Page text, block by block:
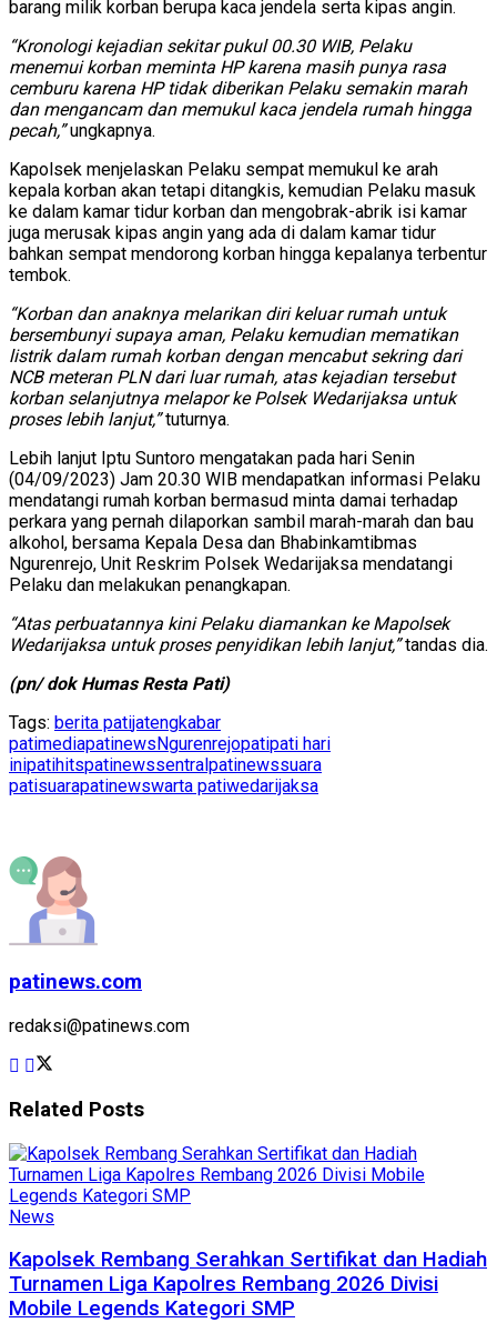
barang milik korban berupa kaca jendela serta kipas angin.
“Kronologi kejadian sekitar pukul 00.30 WIB, Pelaku
menemui korban meminta HP karena masih punya rasa
cemburu karena HP tidak diberikan Pelaku semakin marah
dan mengancam dan memukul kaca jendela rumah hingga
pecah,”ungkapnya.
Kapolsek menjelaskan Pelaku sempat memukul ke arah
kepala korban akan tetapi ditangkis, kemudian Pelaku masuk
ke dalam kamar tidur korban dan mengobrak-abrik isi kamar
juga merusak kipas angin yang ada di dalam kamar tidur
bahkan sempat mendorong korban hingga kepalanya terbentur
tembok.
“Korban dan anaknya melarikan diri keluar rumah untuk
bersembunyi supaya aman, Pelaku kemudian mematikan
listrik dalam rumah korban dengan mencabut sekring dari
NCB meteran PLN dari luar rumah, atas kejadian tersebut
korban selanjutnya melapor ke Polsek Wedarijaksa untuk
proses lebih lanjut,”tuturnya.
Lebih lanjut Iptu Suntoro mengatakan pada hari Senin
(04/09/2023) Jam 20.30 WIB mendapatkan informasi Pelaku
mendatangi rumah korban bermasud minta damai terhadap
perkara yang pernah dilaporkan sambil marah-marah dan bau
alkohol, bersama Kepala Desa dan Bhabinkamtibmas
Ngurenrejo, Unit Reskrim Polsek Wedarijaksa mendatangi
Pelaku dan melakukan penangkapan.
“Atas perbuatannya kini Pelaku diamankan ke Mapolsek
Wedarijaksa untuk proses penyidikan lebih lanjut,”tandas dia.
(pn/ dok Humas Resta Pati)
Tags: berita patijatengkabar
patimediapatinewsNgurenrejopatipati hari
inipatihitspatinewssentralpatinewssuara
patisuarapatinewswarta patiwedarijaksa
patinews.com
redaksi@patinews.com
Related Posts
News
Kapolsek Rembang Serahkan Sertifikat dan Hadiah
Turnamen Liga Kapolres Rembang 2026 Divisi
Mobile Legends Kategori SMP